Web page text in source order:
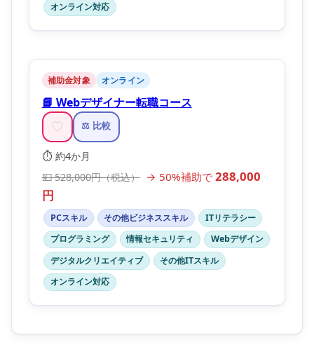
オンライン対応
補助金対象 オンライン
📘 Webデザイナー転職コース
♡ ⚖️ 比較
⏱️ 約4か月
💴 528,000円（税込） → 50%補助で 288,000
円
PCスキル その他ビジネススキル
ITリテラシー
プログラミング
情報セキュリティ
Webデザイン
デジタルクリエイティブ
その他ITスキル
オンライン対応